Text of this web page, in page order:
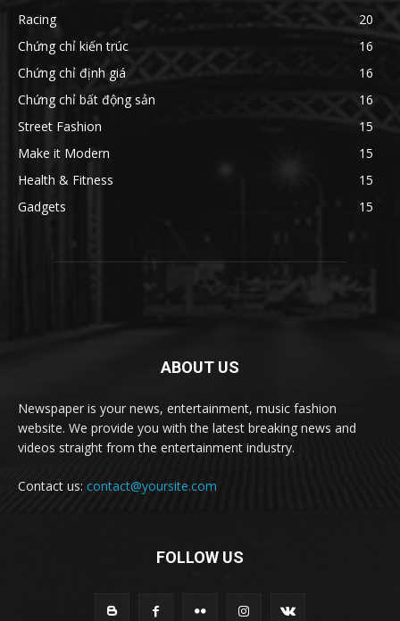
Racing
20
Chứng chỉ kiến trúc
16
Chứng chỉ định giá
16
Chứng chỉ bất động sản
16
Street Fashion
15
Make it Modern
15
Health & Fitness
15
Gadgets
15
ABOUT US
Newspaper is your news, entertainment, music fashion
website. We provide you with the latest breaking news and
videos straight from the entertainment industry.
Contact us: contact@yoursite.com
FOLLOW US